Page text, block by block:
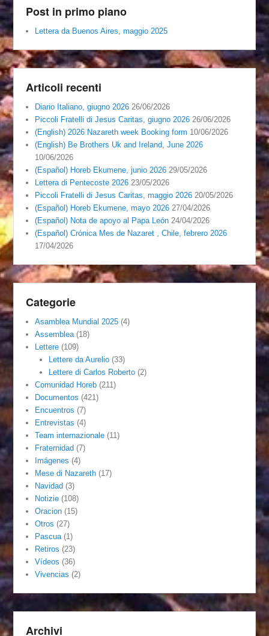
Post in primo piano
Lettera da Buenos Aires, maggio 2025
Articoli recenti
Diario Italiano, giugno 2026 26/06/2026
Piccoli Fratelli di Jesus Caritas, giugno 2026 26/06/2026
(English) 2026 Nazareth week Booking form 10/06/2026
(English) Be Brothers Uk and Ireland, June 2026
10/06/2026
(Español) Horeb Ekumene, junio 2026 29/05/2026
Lettera di Pentecoste 2026 23/05/2026
Piccoli Fratelli di Jesus Caritas, maggio 2026 20/05/2026
(Español) Horeb Ekumene, mayo 2026 27/04/2026
(Español) Nota de apoyo al Papa León 24/04/2026
(Español) Crónica Mes de Nazaret , Chile, febrero 2026
17/04/2026
Categorie
Asamblea Mundial 2025 (4)
Assemblea (18)
Lettere (109)
Lettere da Aurelio(33)
Lettere di Carlos Roberto(2)
Comunidad Horeb (211)
Documentos (421)
Encuentros (7)
Entrevistas (4)
Team internazionale (11)
Fraternidad (7)
Imágenes (4)
Mese di Nazareth (17)
Navidad (3)
Notizie (108)
Oracion (15)
Otros (27)
Pascua (1)
Retiros (23)
Vídeos (36)
Vivencias (2)
Archivi